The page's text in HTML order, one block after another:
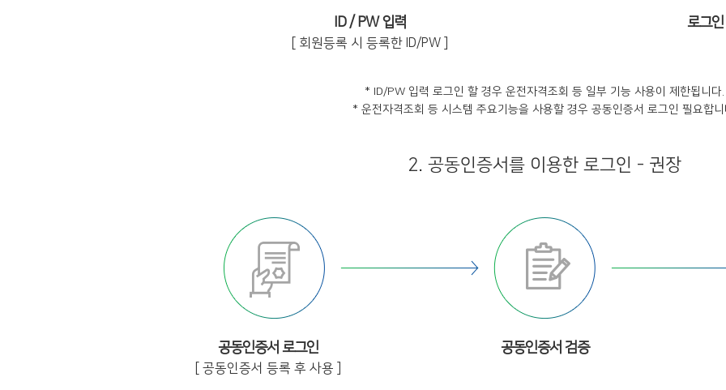
ID / PW 입력
[ 회원등록 시 등록한 ID/PW ]
로그
* ID/PW 입력 로그인 할 경우 운전자격조회 등 일부 기능 사용이 제한됩니다.
* 운전자격조회 등 시스템 주요기능을 사용할 경우 공동인증서 로그인 필요합니
2. 공동인증서를 이용한 로그인 - 권장
공동인증서 로그인
[ 공동인증서 등록 후 사용 ]
공동인증서 검증